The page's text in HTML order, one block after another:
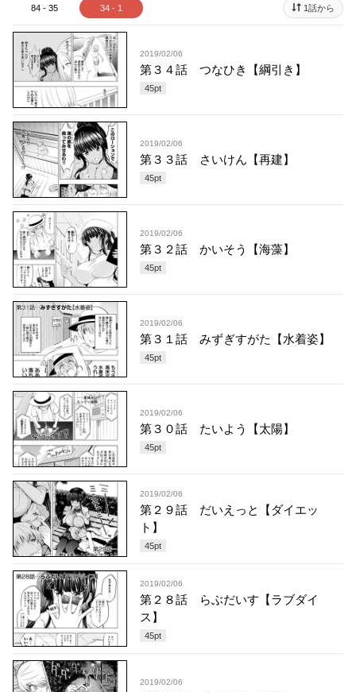
84 - 35 34 - 1 1話から
2019/02/06
第３４話 つなひき【綱引き】
45pt
2019/02/06
第３３話 さいけん【再建】
45pt
2019/02/06
第３２話 かいそう【海藻】
45pt
2019/02/06
第３１話 みずぎすがた【水着姿】
45pt
2019/02/06
第３０話 たいよう【太陽】
45pt
2019/02/06
第２９話 だいえっと【ダイエッ
ト】
45pt
2019/02/06
第２８話 らぶだいす【ラブダイ
ス】
45pt
2019/02/06